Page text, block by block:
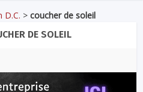
D.C. >coucher de soleil
DE SOLEIL